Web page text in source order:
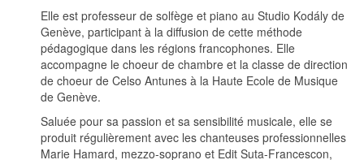
Elle est professeur de solfège et piano au Studio Kodály de
Genève, participant à la diffusion de cette méthode
pédagogique dans les régions francophones. Elle
accompagne le choeur de chambre et la classe de direction
de choeur de Celso Antunes à la Haute Ecole de Musique
de Genève.
Saluée pour sa passion et sa sensibilité musicale, elle se
produit régulièrement avec les chanteuses professionnelles
Marie Hamard, mezzo-soprano et Edit Suta-Francescon,